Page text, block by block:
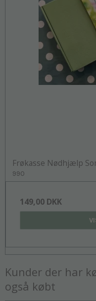
Frøkasse Nødhjælp
990
149,00 DKK
Kunder der har
også købt